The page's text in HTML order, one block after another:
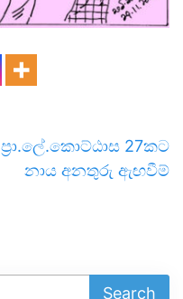
ප්‍රා.ලේ.කොට්ඨාස 27කට
නාය අනතුරු ඇඟවීම්